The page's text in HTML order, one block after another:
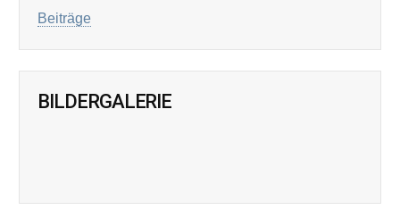
Beiträge
BILDERGALERIE